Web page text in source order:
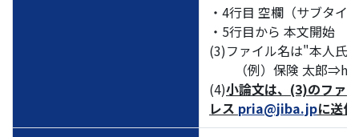
・4行目 空欄（サブタイ
・5行目から 本文開始
(3)ファイル名は"本人氏
（例）保険 太郎
(4)小論文は、(3)のファ
レス pria@jiba.jpに送